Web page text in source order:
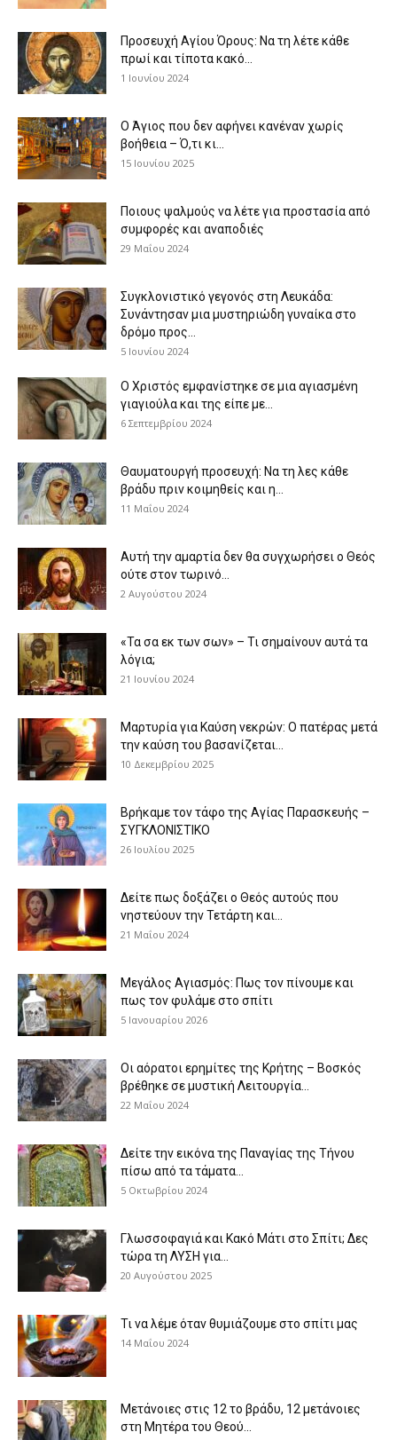
Προσευχή Αγίου Όρους: Να τη λέτε κάθε
πρωί και τίποτα κακό...
1 Ιουνίου 2024
Ο Άγιος που δεν αφήνει κανέναν χωρίς
βοήθεια – Ό,τι κι...
15 Ιουνίου 2025
Ποιους ψαλμούς να λέτε για προστασία από
συμφορές και αναποδιές
29 Μαΐου 2024
Συγκλονιστικό γεγονός στη Λευκάδα:
Συνάντησαν μια μυστηριώδη γυναίκα στο
δρόμο προς...
5 Ιουνίου 2024
Ο Χριστός εμφανίστηκε σε μια αγιασμένη
γιαγιούλα και της είπε με...
6 Σεπτεμβρίου 2024
Θαυματουργή προσευχή: Να τη λες κάθε
βράδυ πριν κοιμηθείς και η...
11 Μαΐου 2024
Αυτή την αμαρτία δεν θα συγχωρήσει ο Θεός
ούτε στον τωρινό...
2 Αυγούστου 2024
«Τα σα εκ των σων» – Τι σημαίνουν αυτά τα
λόγια;
21 Ιουνίου 2024
Μαρτυρία για Καύση νεκρών: Ο πατέρας μετά
την καύση του βασανίζεται...
10 Δεκεμβρίου 2025
Βρήκαμε τον τάφο της Αγίας Παρασκευής –
ΣΥΓΚΛΟΝΙΣΤΙΚΟ
26 Ιουλίου 2025
Δείτε πως δοξάζει ο Θεός αυτούς που
νηστεύουν την Τετάρτη και...
21 Μαΐου 2024
Μεγάλος Αγιασμός: Πως τον πίνουμε και
πως τον φυλάμε στο σπίτι
5 Ιανουαρίου 2026
Οι αόρατοι ερημίτες της Κρήτης – Βοσκός
βρέθηκε σε μυστική Λειτουργία...
22 Μαΐου 2024
Δείτε την εικόνα της Παναγίας της Τήνου
πίσω από τα τάματα...
5 Οκτωβρίου 2024
Γλωσσοφαγιά και Κακό Μάτι στο Σπίτι; Δες
τώρα τη ΛΥΣΗ για...
20 Αυγούστου 2025
Τι να λέμε όταν θυμιάζουμε στο σπίτι μας
14 Μαΐου 2024
Μετάνοιες στις 12 το βράδυ, 12 μετάνοιες
στη Μητέρα του Θεού...